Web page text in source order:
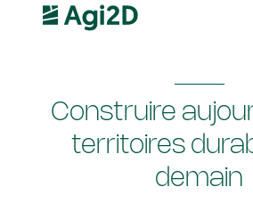
Construire
territoires
demain